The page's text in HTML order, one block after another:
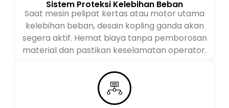
Sistem Proteksi Kelebihan Beban
Saat mesin pelipat kertas atau motor utama
kelebihan beban, desain kopling ganda akan
segera aktif. Hemat biaya tanpa pemborosan